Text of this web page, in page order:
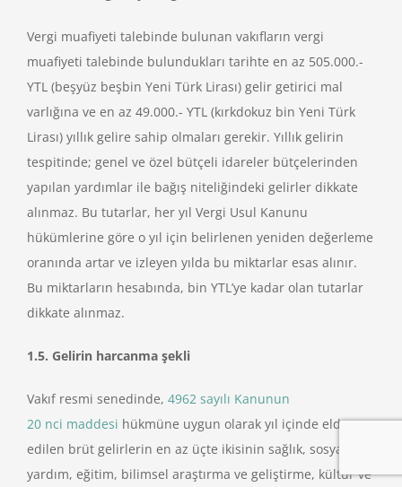
Vergi muafiyeti talebinde bulunan vakıfların vergi
muafiyeti talebinde bulundukları tarihte en az 505.000.-
YTL (beşyüz beşbin Yeni Türk Lirası) gelir getirici mal
varlığına ve en az 49.000.- YTL (kırkdokuz bin Yeni Türk
Lirası) yıllık gelire sahip olmaları gerekir. Yıllık gelirin
tespitinde; genel ve özel bütçeli idareler bütçelerinden
yapılan yardımlar ile bağış niteliğindeki gelirler dikkate
alınmaz. Bu tutarlar, her yıl Vergi Usul Kanunu
hükümlerine göre o yıl için belirlenen yeniden değerleme
oranında artar ve izleyen yılda bu miktarlar esas alınır.
Bu miktarların hesabında, bin YTL’ye kadar olan tutarlar
dikkate alınmaz.
1.5. Gelirin harcanma şekli
Vakıf resmi senedinde, 4962 sayılı Kanunun
20 nci maddesi hükmüne uygun olarak yıl içinde elde
edilen brüt gelirlerin en az üçte ikisinin sağlık, sosyal
yardım, eğitim, bilimsel araştırma ve geliştirme, kültür ve